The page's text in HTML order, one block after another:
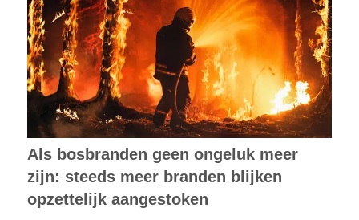
Als bosbranden geen ongeluk meer
zijn: steeds meer branden blijken
opzettelijk aangestoken